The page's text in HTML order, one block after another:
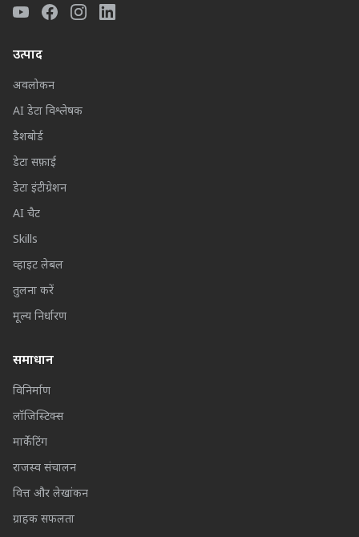
उत्पाद
अवलोकन
AI डेटा विश्लेषक
डैशबोर्ड
डेटा सफ़ाई
डेटा इंटीग्रेशन
AI चैट
Skills
व्हाइट लेबल
तुलना करें
मूल्य निर्धारण
समाधान
विनिर्माण
लॉजिस्टिक्स
मार्केटिंग
राजस्व संचालन
वित्त और लेखांकन
ग्राहक सफलता